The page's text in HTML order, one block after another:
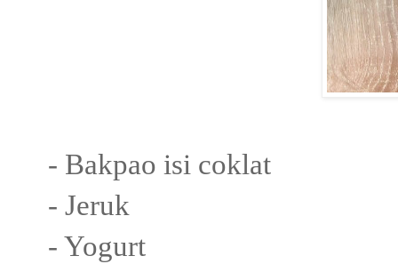
- Bakpao isi coklat
- Jeruk
- Yogurt